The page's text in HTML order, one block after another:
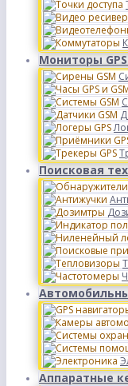
Мониторы
Поисковая
Аппаратные